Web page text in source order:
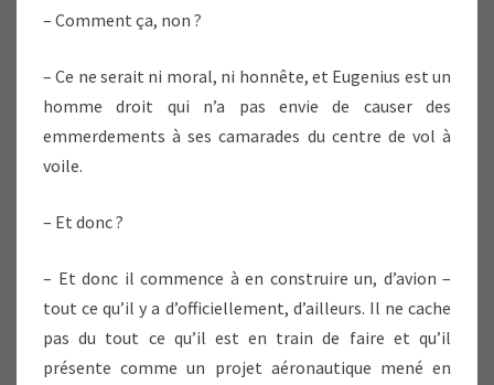
– Comment ça, non ?
– Ce ne serait ni moral, ni honnête, et Eugenius est un
homme droit qui n’a pas envie de causer des
emmerdements à ses camarades du centre de vol à
voile.
– Et donc ?
– Et donc il commence à en construire un, d’avion –
tout ce qu’il y a d’officiellement, d’ailleurs. Il ne cache
pas du tout ce qu’il est en train de faire et qu’il
présente comme un projet aéronautique mené en